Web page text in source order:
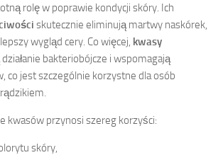
rolę w poprawie kondycji skóry. Ich
skutecznie eliminują martwy naskórek,
wygląd cery. Co więcej, kwasy
bakteriobójcze i wspomagają
co jest szczególnie korzystne dla osób
kwasów przynosi szereg korzyści:
skóry,